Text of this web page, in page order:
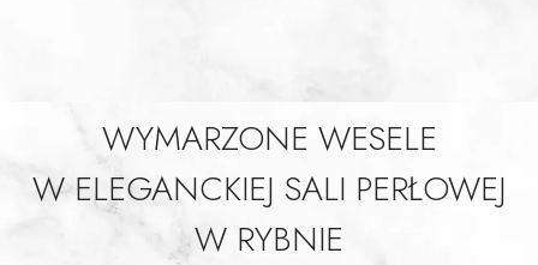
WYMARZONE WESELE
W ELEGANCKIEJ SALI PERŁOWEJ
W RYBNIE